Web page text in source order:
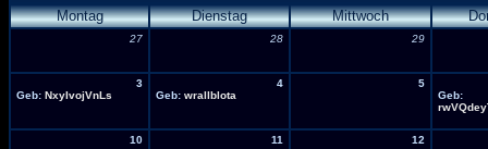
Montag Dienstag Mittwoch
27 28 29
3
Geb: NxyIvojVnLs
4
Geb: wrallblota
5
Geb:
10 11 12